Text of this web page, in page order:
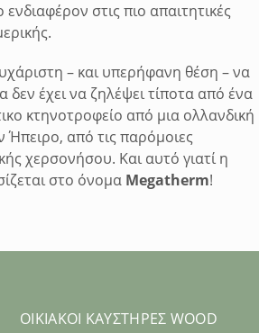
στις πιο απαιτητικές
– και υπερήφανη θέση – να
έχει να ζηλέψει τίποτα από ένα
κτηνοτροφείο από μια ολλανδική
από τις παρόμοιες
χερσονήσου. Και αυτό γιατί η
στο όνομα Megatherm!
ΟΙΚΙΑΚΟΊ ΚΑΥΣΤΉΡΕΣ WOOD